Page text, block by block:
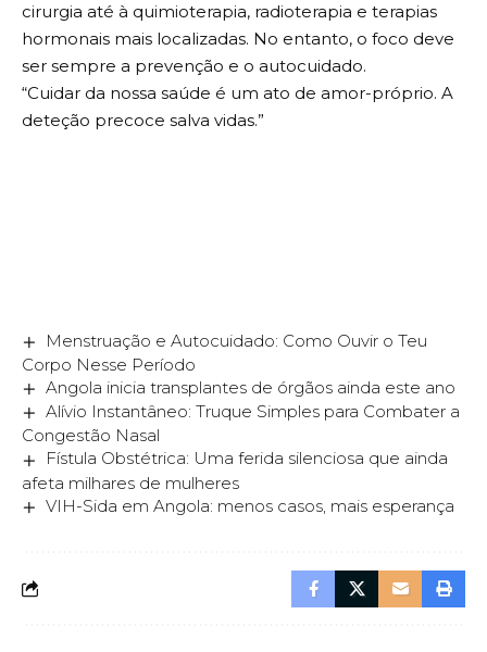
cirurgia até à quimioterapia, radioterapia e terapias
hormonais mais localizadas. No entanto, o foco deve
ser sempre a prevenção e o autocuidado.
“Cuidar da nossa saúde é um ato de amor-próprio. A
deteção precoce salva vidas.”
Menstruação e Autocuidado: Como Ouvir o Teu
Corpo Nesse Período
Angola inicia transplantes de órgãos ainda este ano
Alívio Instantâneo: Truque Simples para Combater a
Congestão Nasal
Fístula Obstétrica: Uma ferida silenciosa que ainda
afeta milhares de mulheres
VIH-Sida em Angola: menos casos, mais esperança